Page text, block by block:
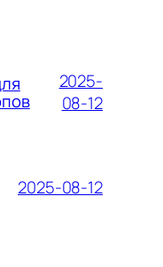
2025-
08-12
2025-08-12